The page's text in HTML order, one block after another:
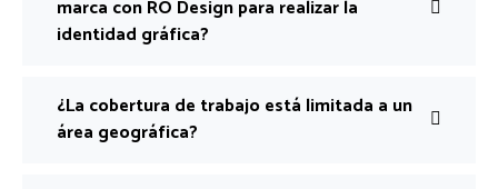
marca con RO Design para realizar la
identidad gráfica?
¿La cobertura de trabajo está limitada a un
área geográfica?